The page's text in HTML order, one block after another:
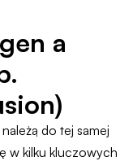
a
do tej samej
w kilku kluczowych